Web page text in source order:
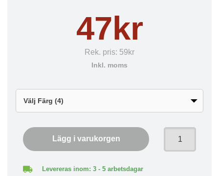
47kr
Rek. pris: 59kr
Inkl. moms
Lägg i varukorgen
Levereras inom: 3 - 5 arbetsdagar